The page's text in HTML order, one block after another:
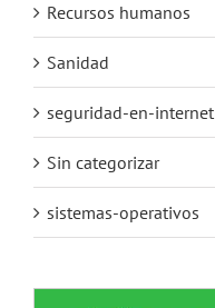
Recursos humanos
Sanidad
seguridad-en-internet
Sin categorizar
sistemas-operativos